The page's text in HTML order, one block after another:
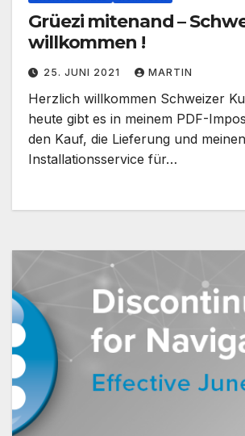
Grüezi mitenand –
willkommen !
25. JUNI 2021 MARTIN
Herzlich willkommen Schweizer
heute gibt es in meinem PDF-
den Kauf, die Lieferung und
Installationsservice für…